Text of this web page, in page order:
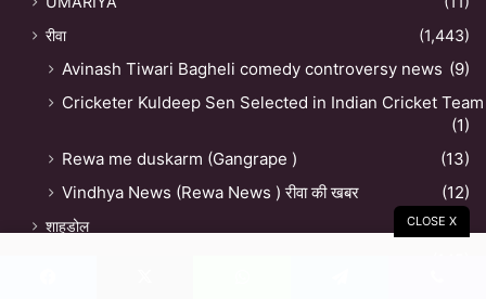
रीवा
(1,443)
Avinash Tiwari Bagheli comedy controversy news (9)
Cricketer Kuldeep Sen Selected in Indian Cricket Team
(1)
Rewa me duskarm (Gangrape )
(13)
Vindhya News (Rewa News ) रीवा की खबर
(12)
शाहडोल
(13)
CLOSE X